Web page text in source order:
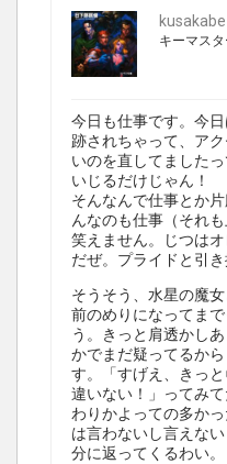
kusakabe
キーマスタ
今日も仕事です。今
跡されちゃって、ア
いのを直してました
いじるだけじゃん！
そんなんで仕事とか
んなのも仕事（それ
笑えません。じつは
だぜ。プライドと引き
そうそう、水星の魔
前のめりになってま
う。きっと肩透かし
かでまだ疑ってるか
す。「すげえ、きっ
違いない！」ってみ
わりかよっての多か
は言わないし言えな
分に返ってくるわい。